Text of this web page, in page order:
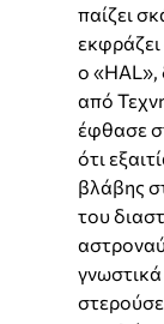
παίζει
ο «HAL»,
από
έφθασε
ότι
βλάβης
του